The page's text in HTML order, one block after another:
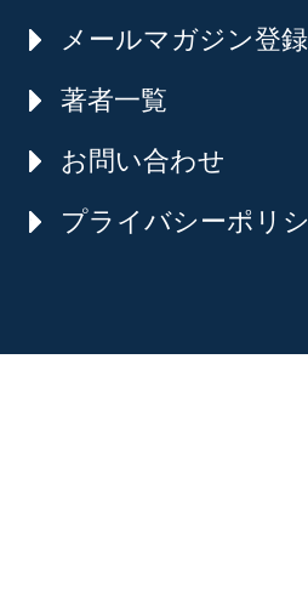
メールマガジン登録
著者一覧
お問い合わせ
プライバシーポリ